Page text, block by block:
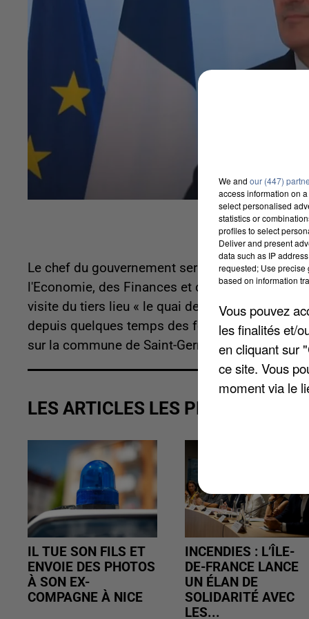
Le chef du gouvernement sera accompagné
l'Economie, des Finances et de la Relance.
visite du tiers lieu « le quai des possibles. »
depuis quelques temps des formations vers
sur la commune de Saint-Germain-en-Laye et
LES ARTICLES LES PLUS VUS
IL TUE SON FILS ET
ENVOIE DES PHOTOS
À SON EX-
COMPAGNE À NICE
INCENDIES : L’ÎLE-
DE-FRANCE LANCE
UN ÉLAN DE
SOLIDARITÉ AVEC
LES...
We and our (447)
access information on
select personalised
statistics or
profiles to select
Deliver and present
data such as IP
requested; Use precise
based on information
Vous pouvez
les finalités et/
en cliquant sur
ce site. Vous
moment via le